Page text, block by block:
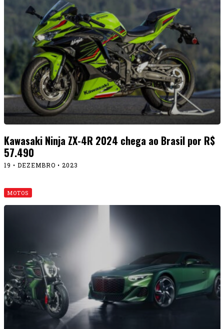
Kawasaki Ninja ZX-4R 2024 chega ao Brasil por R$
57.490
19 • DEZEMBRO • 2023
MOTOS